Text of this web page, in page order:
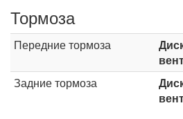
Тормоза
Передние тормоза
Задние тормоза